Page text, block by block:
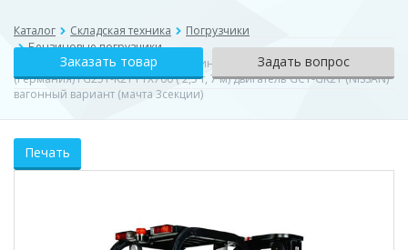
Каталог Складская техника
Погрузчики
Бензиновые погрузчики
Погрузчик вилочный газо-бензиновый TISEL Technics GMBH
(Германия) FG25T-K21 FTX700 ( 2,5 т, 7 м) двигатель GCT-GK21 (NISSAN)
вагонный вариант (мачта 3секции)
Заказать товар Задать вопрос
Печать